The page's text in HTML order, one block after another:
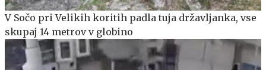
V Sočo pri Velikih koritih padla tuja državljanka, vse
skupaj 14 metrov v globino